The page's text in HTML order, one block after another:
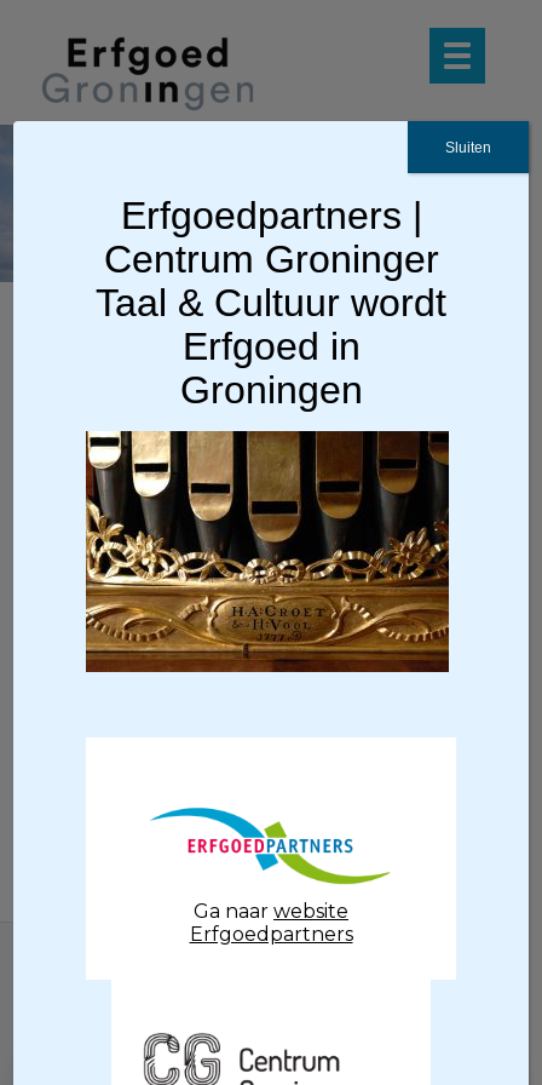
orgel-en-publiek
subdossier-platform-orgel-en-
publiek
Raadhuisstraat 3
9988 RE Usquert
Erfgoedpartners |
Centrum Groninger
Taal & Cultuur wordt
Erfgoed in
Groningen
Ga naar website
Erfgoedpartners
Sluiten